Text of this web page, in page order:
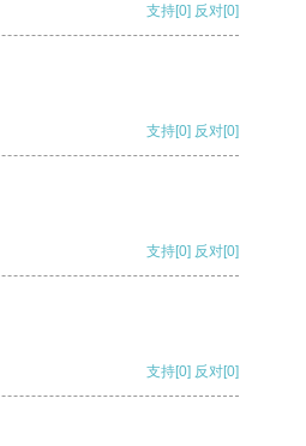
支持[0] 反对[0]
支持[0] 反对[0]
支持[0] 反对[0]
支持[0] 反对[0]